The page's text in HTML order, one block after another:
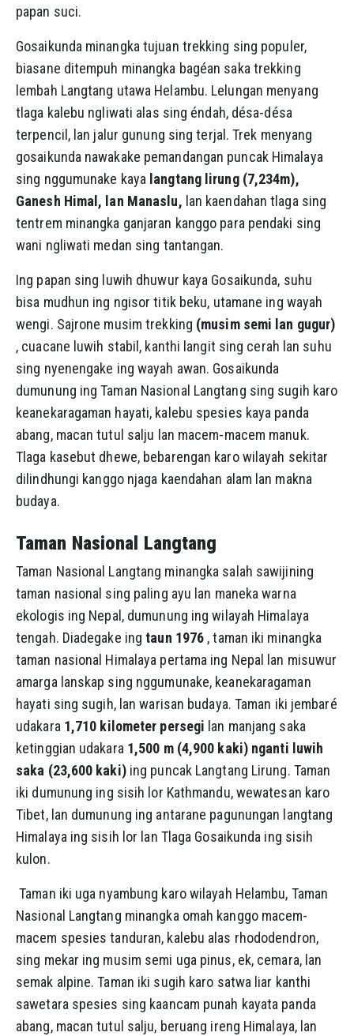
papan suci.
Gosaikunda minangka tujuan trekking sing populer,
biasane ditempuh minangka bagéan saka trekking
lembah Langtang utawa Helambu. Lelungan menyang
tlaga kalebu ngliwati alas sing éndah, désa-désa
terpencil, lan jalur gunung sing terjal. Trek menyang
gosaikunda nawakake pemandangan puncak Himalaya
sing nggumunake kaya langtang lirung (7,234m),
Ganesh Himal, lan Manaslu, lan kaendahan tlaga sing
tentrem minangka ganjaran kanggo para pendaki sing
wani ngliwati medan sing tantangan.
Ing papan sing luwih dhuwur kaya Gosaikunda, suhu
bisa mudhun ing ngisor titik beku, utamane ing wayah
wengi. Sajrone musim trekking (musim semi lan gugur)
, cuacane luwih stabil, kanthi langit sing cerah lan suhu
sing nyenengake ing wayah awan. Gosaikunda
dumunung ing Taman Nasional Langtang sing sugih karo
keanekaragaman hayati, kalebu spesies kaya panda
abang, macan tutul salju lan macem-macem manuk.
Tlaga kasebut dhewe, bebarengan karo wilayah sekitar
dilindhungi kanggo njaga kaendahan alam lan makna
budaya.
Taman Nasional Langtang
Taman Nasional Langtang minangka salah sawijining
taman nasional sing paling ayu lan maneka warna
ekologis ing Nepal, dumunung ing wilayah Himalaya
tengah. Diadegake ingtaun 1976 , taman iki minangka
taman nasional Himalaya pertama ing Nepal lan misuwur
amarga lanskap sing nggumunake, keanekaragaman
hayati sing sugih, lan warisan budaya. Taman iki jembaré
udakara 1,710 kilometer persegi lan manjang saka
ketinggian udakara 1,500 m (4,900 kaki) nganti luwih
saka (23,600 kaki)ing puncak Langtang Lirung. Taman
iki dumunung ing sisih lor Kathmandu, wewatesan karo
Tibet, lan dumunung ing antarane pagunungan langtang
Himalaya ing sisih lor lan Tlaga Gosaikunda ing sisih
kulon.
Taman iki uga nyambung karo wilayah Helambu, Taman
Nasional Langtang minangka omah kanggo macem-
macem spesies tanduran, kalebu alas rhododendron,
sing mekar ing musim semi uga pinus, ek, cemara, lan
semak alpine. Taman iki sugih karo satwa liar kanthi
sawetara spesies sing kaancam punah kayata panda
abang, macan tutul salju, beruang ireng Himalaya, lan